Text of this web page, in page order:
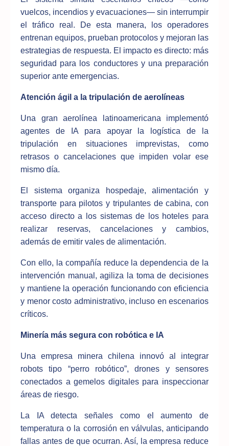
vuelcos, incendios y evacuaciones— sin interrumpir
el tráfico real. De esta manera, los operadores
entrenan equipos, prueban protocolos y mejoran las
estrategias de respuesta. El impacto es directo: más
seguridad para los conductores y una preparación
superior ante emergencias.
Atención ágil a la tripulación de aerolíneas
Una gran aerolínea latinoamericana implementó
agentes de IA para apoyar la logística de la
tripulación en situaciones imprevistas, como
retrasos o cancelaciones que impiden volar ese
mismo día.
El sistema organiza hospedaje, alimentación y
transporte para pilotos y tripulantes de cabina, con
acceso directo a los sistemas de los hoteles para
realizar reservas, cancelaciones y cambios,
además de emitir vales de alimentación.
Con ello, la compañía reduce la dependencia de la
intervención manual, agiliza la toma de decisiones
y mantiene la operación funcionando con eficiencia
y menor costo administrativo, incluso en escenarios
críticos.
Minería más segura con robótica e IA
Una empresa minera chilena innovó al integrar
robots tipo “perro robótico”, drones y sensores
conectados a gemelos digitales para inspeccionar
áreas de riesgo.
La IA detecta señales como el aumento de
temperatura o la corrosión en válvulas, anticipando
fallas antes de que ocurran. Así, la empresa reduce